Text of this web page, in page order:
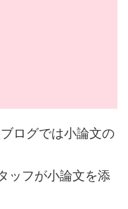
ログでは小論文の
ッフが小論文を添